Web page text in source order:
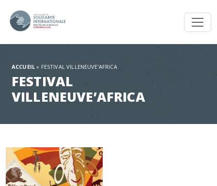
ACCUEIL » FESTIVAL VILLENEUVE’AFRICA
FESTIVAL
VILLENEUVE’AFRICA